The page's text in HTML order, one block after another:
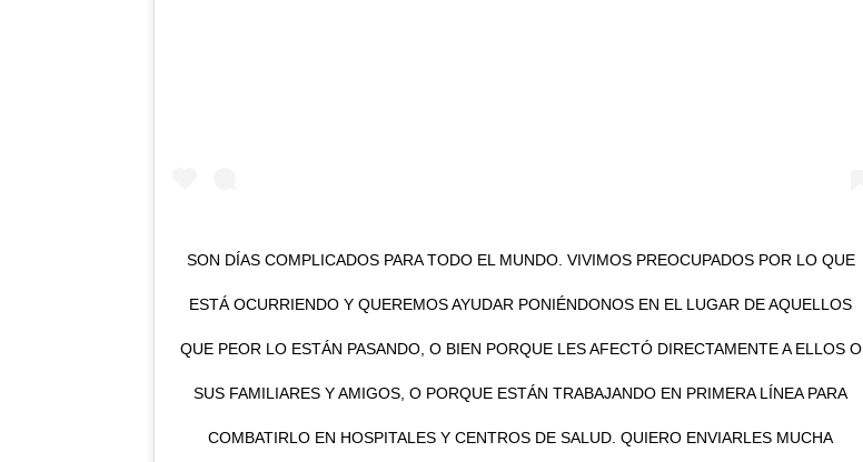
SON DÍAS COMPLICADOS PARA TODO EL MUNDO. VIVIMOS PREOCUPADOS POR LO QUE
ESTÁ OCURRIENDO Y QUEREMOS AYUDAR PONIÉNDONOS EN EL LUGAR DE AQUELLOS
QUE PEOR LO ESTÁN PASANDO, O BIEN PORQUE LES AFECTÓ DIRECTAMENTE A ELLOS O
SUS FAMILIARES Y AMIGOS, O PORQUE ESTÁN TRABAJANDO EN PRIMERA LÍNEA PARA
COMBATIRLO EN HOSPITALES Y CENTROS DE SALUD. QUIERO ENVIARLES MUCHA